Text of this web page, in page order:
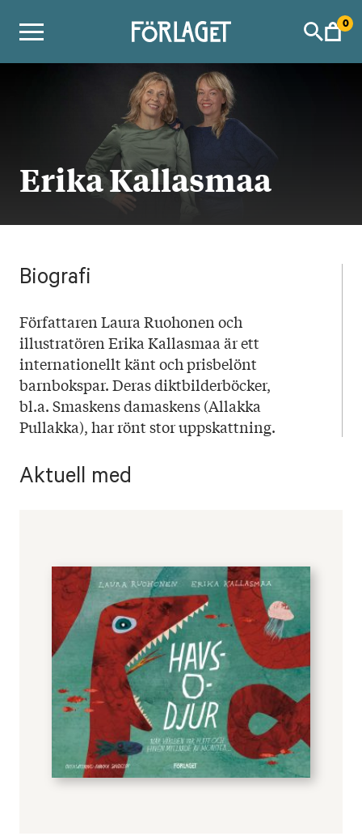
0
Erika Kallasmaa
Biografi
Författaren Laura Ruohonen och
illustratören Erika Kallasmaa är ett
internationellt känt och prisbelönt
barnbokspar. Deras diktbilderböcker,
bl.a. Smaskens damaskens (Allakka
Pullakka), har rönt stor uppskattning.
Aktuell med